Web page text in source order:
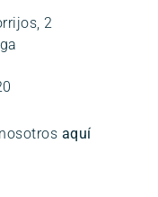
2
aquí